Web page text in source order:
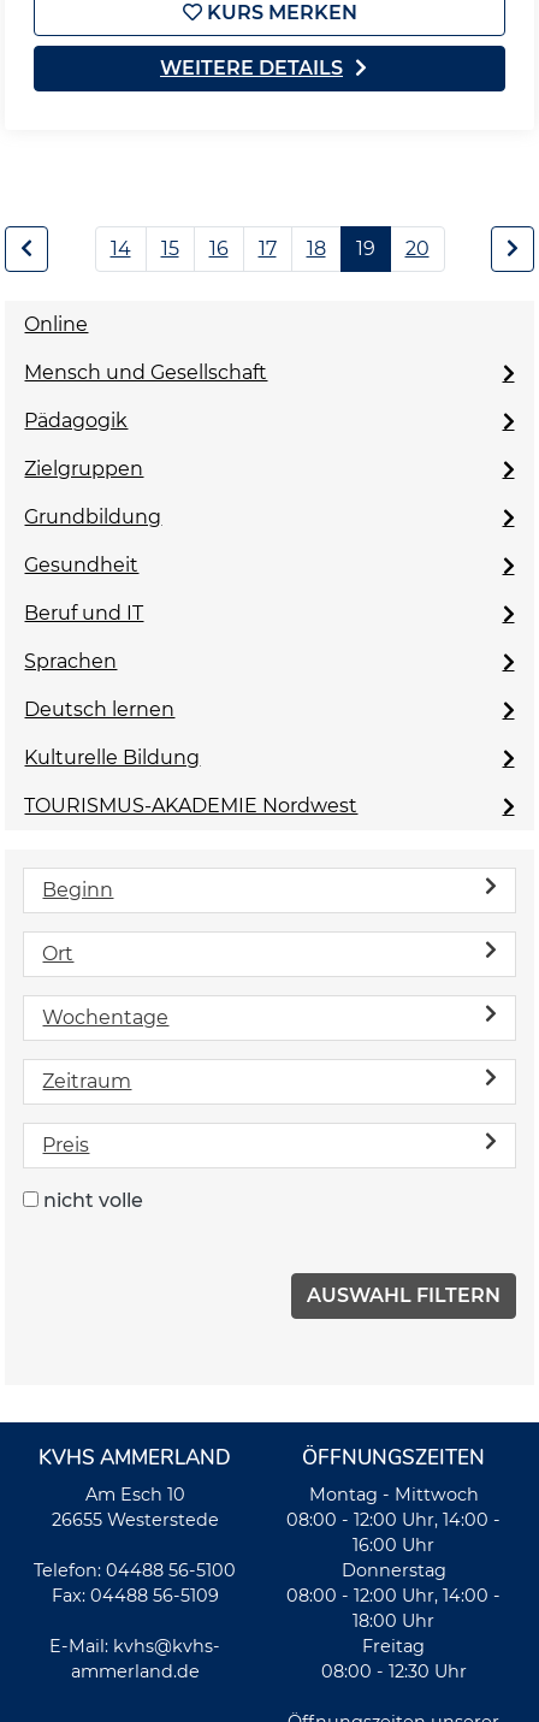
KURS MERKEN
WEITERE DETAILS
14 15 16 17 18 19 20
Online
Mensch und Gesellschaft
Pädagogik
Zielgruppen
Grundbildung
Gesundheit
Beruf und IT
Sprachen
Deutsch lernen
Kulturelle Bildung
TOURISMUS-AKADEMIE Nordwest
Beginn
Ort
Wochentage
Zeitraum
Preis
nicht volle
KVHS AMMERLAND
Am Esch 10
26655 Westerstede
Telefon: 04488 56-5100
Fax: 04488 56-5109
E-Mail: kvhs@kvhs-
ammerland.de
ÖFFNUNGSZEITEN
Montag - Mittwoch
08:00 - 12:00 Uhr, 14:00 -
16:00 Uhr
Donnerstag
08:00 - 12:00 Uhr, 14:00 -
18:00 Uhr
Freitag
08:00 - 12:30 Uhr